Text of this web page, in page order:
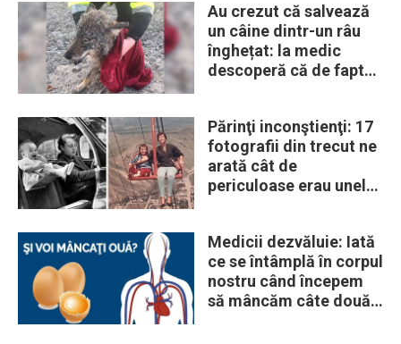
Au crezut că salvează
un câine dintr-un râu
înghețat: la medic
descoperă că de fapt
Părinţi inconştienţi: 17
fotografii din trecut ne
arată cât de
periculoase erau unele
Medicii dezvăluie: Iată
ce se întâmplă în corpul
nostru când începem
să mâncăm câte două